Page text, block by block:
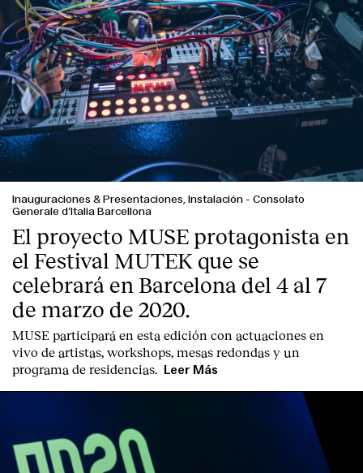
Inauguraciones & Presentaciones, Instalación - Consolato
Generale d’Italia Barcellona
El proyecto MUSE protagonista en
el Festival MUTEK que se
celebrará en Barcelona del 4 al 7
de marzo de 2020.
MUSE participará en esta edición con actuaciones en
vivo de artistas, workshops, mesas redondas y un
programa de residencias.
Leer Más